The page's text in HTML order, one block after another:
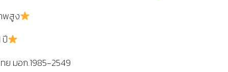
พสูง
ปี
ย มอก.1985-2549